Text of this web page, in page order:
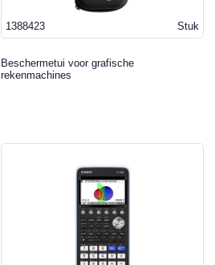
Stuk
1388423
Beschermetui voor grafische
rekenmachines